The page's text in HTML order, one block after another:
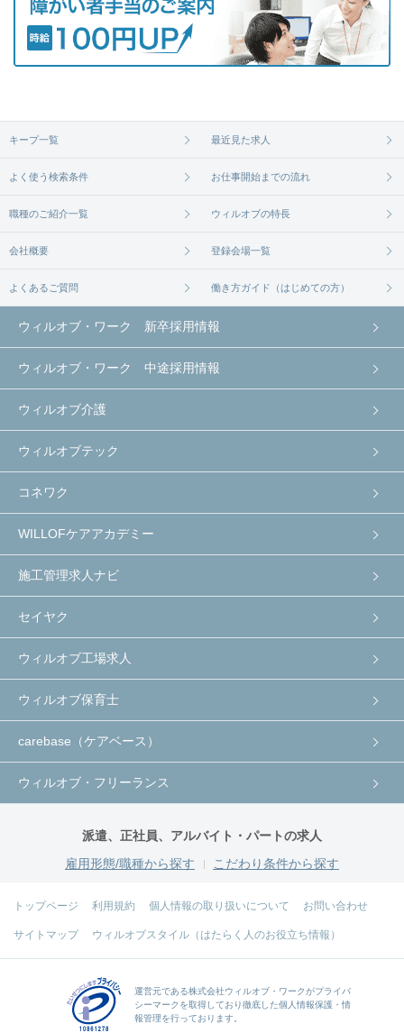
キープ一覧 最近見た求人
よく使う検索条件 お仕事開始までの流れ
職種のご紹介一覧 ウィルオブの特長
会社概要 登録会場一覧
よくあるご質問 働き方ガイド（はじめての方）
ウィルオブ・ワーク 新卒採用情報
ウィルオブ・ワーク 中途採用情報
ウィルオブ介護
ウィルオブテック
コネワク
WILLOFケアアカデミー
施工管理求人ナビ
セイヤク
ウィルオブ工場求人
ウィルオブ保育士
carebase（ケアベース）
ウィルオブ・フリーランス
派遣、正社員、アルバイト・パートの求人
雇用形態/職種から探す
こだわり条件から探す
トップページ 利用規約 個人情報の取り扱いについて お問い合わせ
サイトマップ ウィルオブスタイル（はたらく人のお役立ち情報）
運営元である株式会社ウィルオブ・ワークがプライバ
シーマークを取得しており徹底した個人情報保護・情
報管理を行っております。